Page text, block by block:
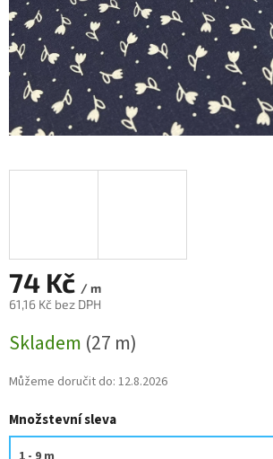
74 Kč / m
61,16 Kč bez DPH
cena:
Skladem (27 m)
Můžeme doručit do: 12.8.2026
Množstevní sleva